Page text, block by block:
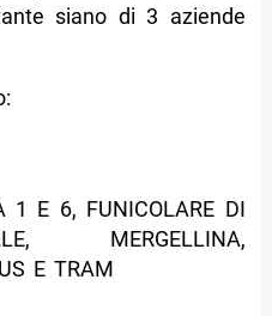
siano di 3 aziende
1 E 6, FUNICOLARE DI
MERGELLINA,
E TRAM